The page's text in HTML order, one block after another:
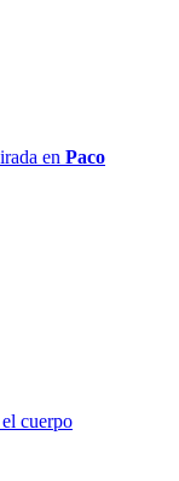
en Paco
cuerpo